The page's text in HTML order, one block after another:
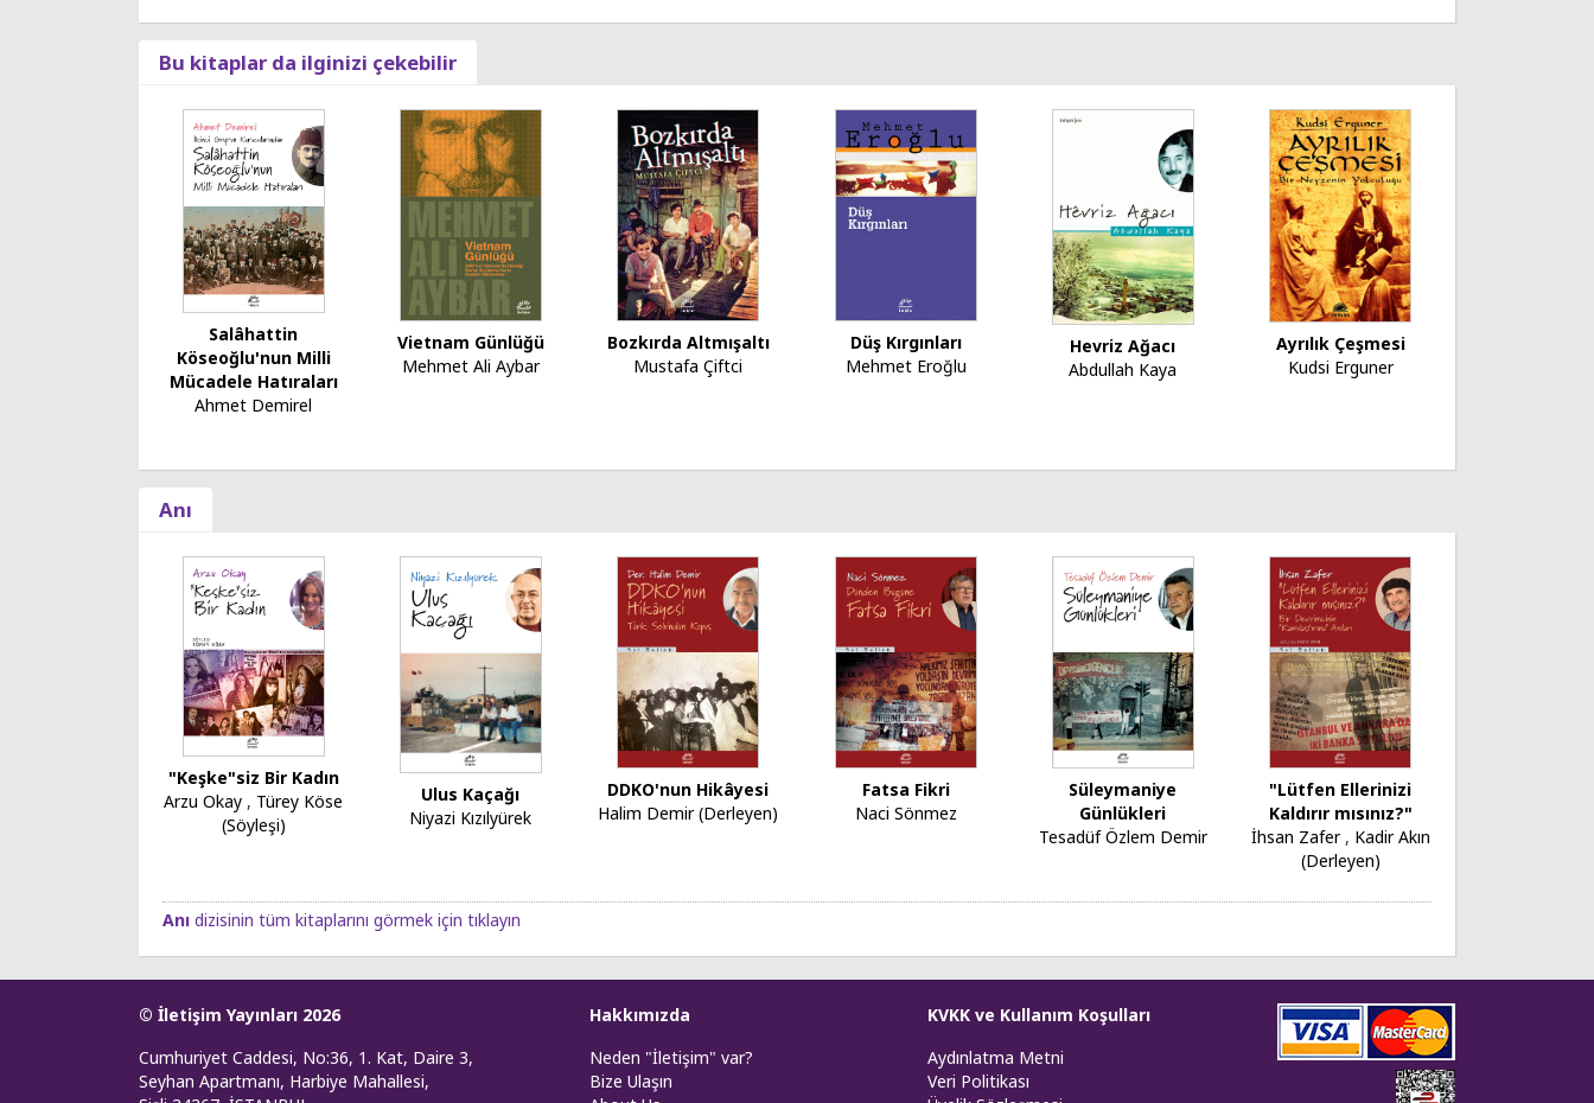
Bu kitaplar da ilginizi çekebilir
Salâhattin
Köseoğlu'nun Milli
Mücadele Hatıraları
Ahmet Demirel
Vietnam Günlüğü
Mehmet Ali Aybar
Bozkırda Altmışaltı
Mustafa Çiftci
Düş Kırgınları
Mehmet Eroğlu
Hevriz Ağacı
Abdullah Kaya
Ayrılık Çeşmesi
Kudsi Erguner
Anı
"Keşke"siz Bir Kadın
Arzu Okay , Türey Köse
(Söyleşi)
Ulus Kaçağı
Niyazi Kızılyürek
DDKO'nun Hikâyesi
Halim Demir (Derleyen)
Fatsa Fikri
Naci Sönmez
Süleymaniye
Günlükleri
Tesadüf Özlem Demir
"Lütfen Ellerinizi
Kaldırır mısınız?"
İhsan Zafer, Kadir Akın
(Derleyen)
Anı dizisinin tüm kitaplarını görmek için tıklayın
© İletişim Yayınları 2026
Cumhuriyet Caddesi, No:36, 1. Kat, Daire 3,
Seyhan Apartmanı, Harbiye Mahallesi,
Hakkımızda
Neden "İletişim" var?
Bize Ulaşın
KVKK ve Kullanım Koşulları
Aydınlatma Metni
Veri Politikası